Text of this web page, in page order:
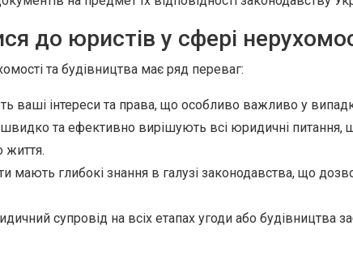
до юристів у сфері
та будівництва має ряд переваг:
ваші інтереси та права, що особливо важливо у
та ефективно вирішують всі юридичні питання,
життя.
мають глибокі знання в галузі законодавства, що
супровід на всіх етапах угоди або будівництва